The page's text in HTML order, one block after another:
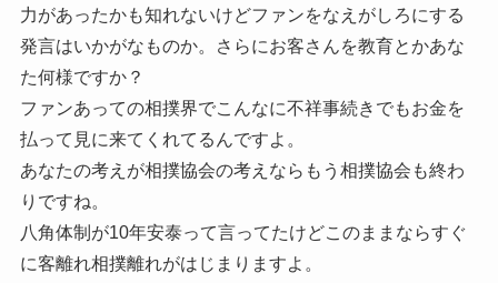
力があったかも知れないけどファンをなえがしろにする
発言はいかがなものか。さらにお客さんを教育とかあな
た何様ですか？
ファンあっての相撲界でこんなに不祥事続きでもお金を
払って見に来てくれてるんですよ。
あなたの考えが相撲協会の考えならもう相撲協会も終わ
りですね。
八角体制が10年安泰って言ってたけどこのままならすぐ
に客離れ相撲離れがはじまりますよ。